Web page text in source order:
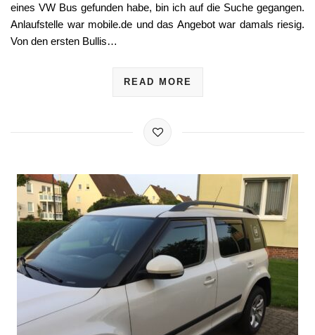
eines VW Bus gefunden habe, bin ich auf die Suche gegangen.
Anlaufstelle war mobile.de und das Angebot war damals riesig.
Von den ersten Bullis…
READ MORE